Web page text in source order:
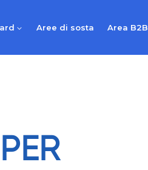
Aree di sosta Area B2B